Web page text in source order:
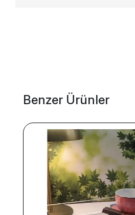
Benzer Ürünler